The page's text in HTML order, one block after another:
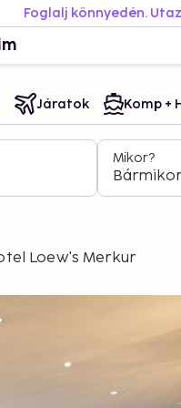
Foglalj könnyedén.
Járatok Komp +
Mikor?
Bármikor
Loew's Merkur